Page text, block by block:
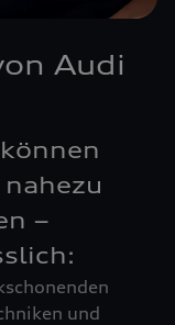
Audi
–
und